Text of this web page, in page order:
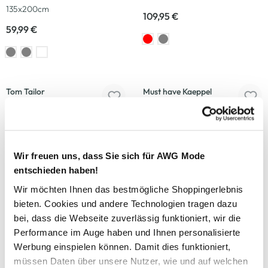
Wir freuen uns, dass Sie sich für AWG Mode
entschieden haben!
Wir möchten Ihnen das bestmögliche Shoppingerlebnis
bieten. Cookies und andere Technologien tragen dazu
bei, dass die Webseite zuverlässig funktioniert, wir die
Performance im Auge haben und Ihnen personalisierte
Werbung einspielen können. Damit dies funktioniert,
müssen Daten über unsere Nutzer, wie und auf welchen
135x200cm
59,99 €
109,95 €
Tom Tailor
Must have Kaeppel
Satinbettwäsche im
Blumendessin 155x220cm
Schöner Wohnen
Bettwäsche 135x200cm
89,95 €
Schöner Wohnen
Bettwäsche 135x200cm
89,95 €